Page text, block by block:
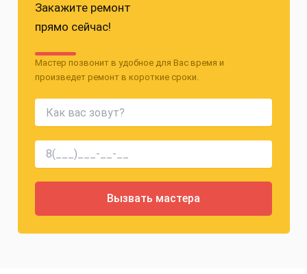
Закажите ремонт
прямо сейчас!
Мастер позвонит в удобное для Вас время и
произведет ремонт в короткие сроки.